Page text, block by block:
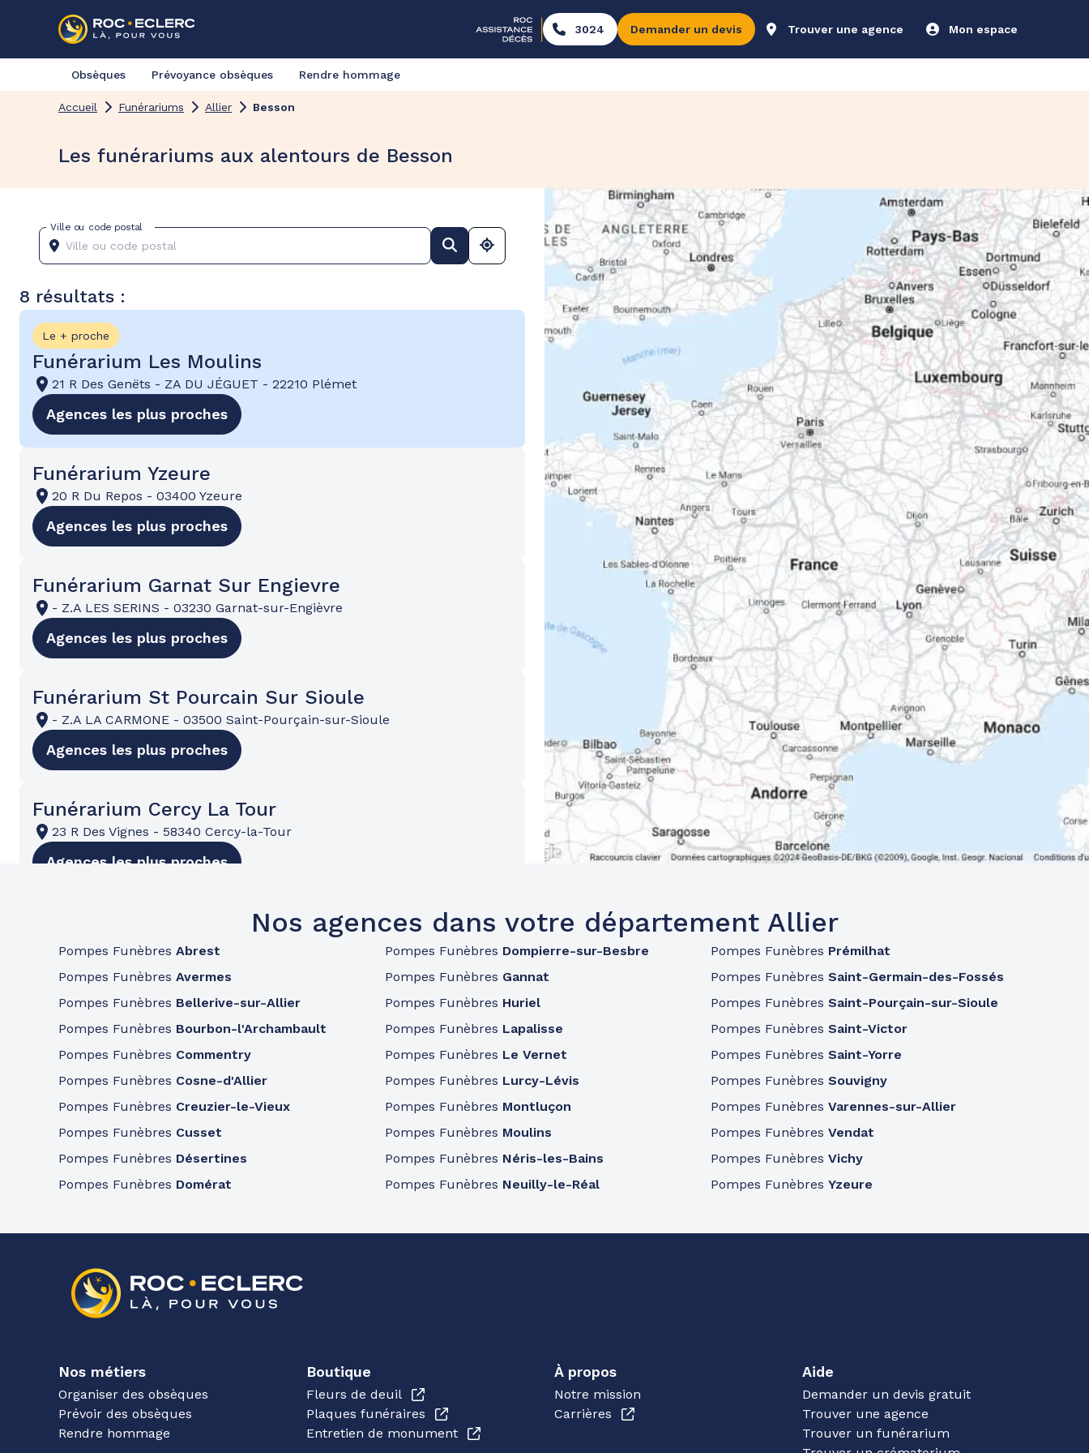
3024 Demander un devis Trouver une agence Mon espace
Obsèques Prévoyance obsèques Rendre hommage
Accueil Funérariums Allier Besson
Les funérariums aux alentours de Besson
Ville ou code postal
8 résultats :
Le + proche
Funérarium Les Moulins
21 R Des Genëts - ZA DU JÉGUET - 22210 Plémet
Agences les plus proches
Funérarium Yzeure
20 R Du Repos - 03400 Yzeure
Agences les plus proches
Funérarium Garnat Sur Engievre
- Z.A LES SERINS - 03230 Garnat-sur-Engièvre
Agences les plus proches
Funérarium St Pourcain Sur Sioule
- Z.A LA CARMONE - 03500 Saint-Pourçain-sur-Sioule
Agences les plus proches
Funérarium Cercy La Tour
23 R Des Vignes - 58340 Cercy-la-Tour
Agences les plus proches
19 R Des Bartins 03200 Vichy
Agences les plus proches
Funérarium Nevers
1 Pl Des Grands Jardins-58000 Nevers
Agences les plus proches
Funérarium Commentry
29 R Jean Jaurès- 03600 Commentry
Nos agences dans votre département Allier
Pompes Funèbres Abrest
Pompes Funèbres Avermes
Pompes Funèbres Bellerive-sur-Allier
Pompes Funèbres Bourbon-l'Archambault
Pompes Funèbres Commentry
Pompes Funèbres Cosne-d'Allier
Pompes Funèbres Creuzier-le-Vieux
Pompes Funèbres Cusset
Pompes Funèbres Désertines
Pompes Funèbres Domérat
Pompes Funèbres Dompierre-sur-Besbre
Pompes Funèbres Gannat
Pompes Funèbres Huriel
Pompes Funèbres Lapalisse
Pompes Funèbres Le Vernet
Pompes Funèbres Lurcy-Lévis
Pompes Funèbres Montluçon
Pompes Funèbres Moulins
Pompes Funèbres Néris-les-Bains
Pompes Funèbres Neuilly-le-Réal
Pompes Funèbres Prémilhat
Pompes FunèbresSaint-Germain-des-Fossés
Pompes FunèbresSaint-Pourçain-sur-Sioule
Pompes FunèbresSaint-Victor
Pompes FunèbresSaint-Yorre
Pompes FunèbresSouvigny
Pompes FunèbresVarennes-sur-Allier
Pompes FunèbresVendat
Pompes FunèbresVichy
Pompes FunèbresYzeure
Nos métiers
Organiser des obsèques
Prévoir des obsèques
Rendre hommage
Boutique
Fleurs de deuil
Plaques funéraires
Entretien de monument
À propos
Notre mission
Carrières
Aide
Demander un devis gratuit
Trouver une agence
Trouver un funérarium